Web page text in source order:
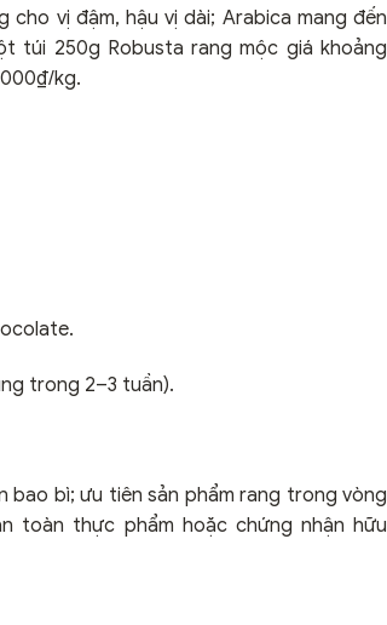
vị đậm, hậu vị dài; Arabica mang đến
túi 250g Robusta rang mộc giá khoảng
kg.
trong 2–3 tuần).
bao bì; ưu tiên sản phẩm rang trong vòng
toàn thực phẩm hoặc chứng nhận hữu